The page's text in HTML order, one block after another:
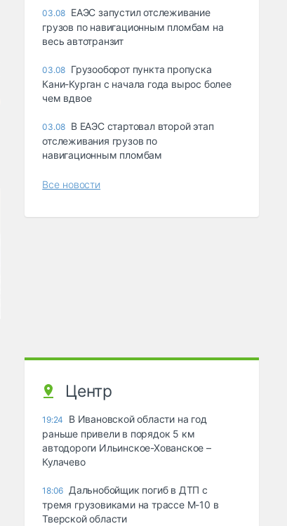
03.08 ЕАЭС запустил отслеживание
грузов по навигационным пломбам на
весь автотранзит
03.08 Грузооборот пункта пропуска
Кани-Курган с начала года вырос более
чем вдвое
03.08 В ЕАЭС стартовал второй этап
отслеживания грузов по
навигационным пломбам
Все новости
Центр
19:24
В Ивановской области на год
раньше привели в порядок 5 км
автодороги Ильинское-Хованское –
Кулачево
18:06 Дальнобойщик погиб в ДТП с
тремя грузовиками на трассе М-10 в
Тверской области